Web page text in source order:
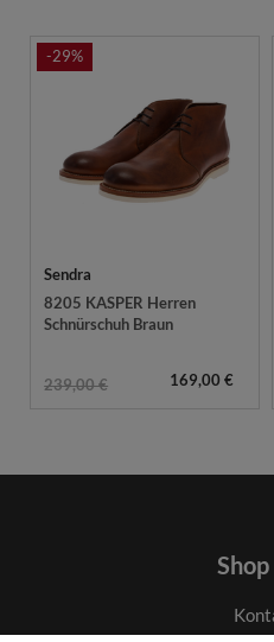
-29%
Sendra
8205 KASPER Herren
Schnürschuh Braun
239,00 € 169,00 €